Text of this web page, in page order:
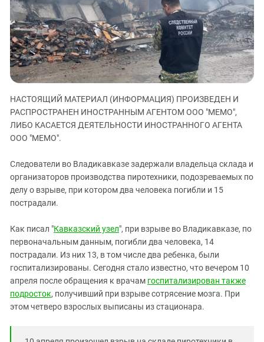
ЗАСТАВЛЯЕТ
КАВКАЗ ЗА ПАЛЕСТИНУ
ИНАКОМЫСЛИЕ В ЧЕЧНЕ
ПРЕСЛЕДОВАНИЕ АКТИВИСТОВ
МОБИЛИЗАЦИЯ И ПРОТЕСТЫ
Дагестан
Ингушетия
Кабардино-Балкария
Калмыкия
Карачаево-Черкесия
Краснодарский край
Российская Федерация
Северная Осетия - Алания
СКФО
Чечня
Южная Осетия
Южный Кавказ
ЮФО
НАСТОЯЩИЙ МАТЕРИАЛ (ИНФОРМАЦИЯ) ПРОИЗВЕДЕН И
РАСПРОСТРАНЕН ИНОСТРАННЫМ АГЕНТОМ ООО "МЕМО",
ЛИБО КАСАЕТСЯ ДЕЯТЕЛЬНОСТИ ИНОСТРАННОГО АГЕНТА
ООО "МЕМО".
Следователи во Владикавказе задержали владельца склада и
организаторов производства пиротехники, подозреваемых по
делу о взрыве, при котором два человека погибли и 15
пострадали.
Как писал "Кавказский узел", при взрыве во Владикавказе, по
первоначальным данным, погибли два человека, 14
пострадали. Из них 13, в том числе два ребенка, были
госпитализированы. Сегодня стало известно, что вечером 10
апреля после обращения к врачам госпитализирован также
подросток, получивший при взрыве сотрясение мозга. При
этом четверо взрослых выписаны из стационара.